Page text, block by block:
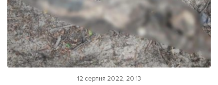
12 серпня 2022, 20:13